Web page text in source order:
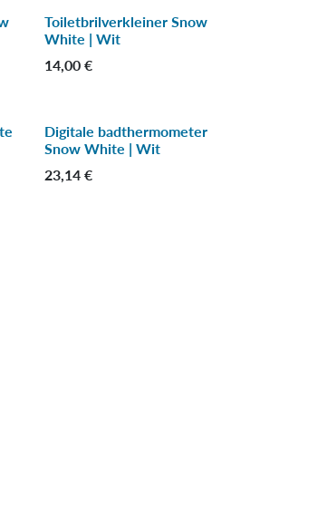
Toiletbrilverkleiner Snow
White | Wit
14,00€
Digitale badthermometer
Snow White | Wit
23,14€